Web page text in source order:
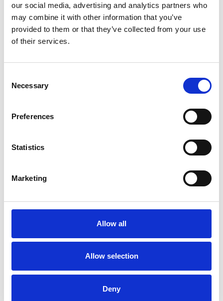
our social media, advertising and analytics partners who
may combine it with other information that you’ve
provided to them or that they’ve collected from your use
of their services.
Selection
Necessary
Preferences
Statistics
Marketing
Allow all
Allow selection
Deny
Køkken og Husholdning Grill
Autocampere - tilbehør
Rengøring og plejeartikler Gas, vand og varme